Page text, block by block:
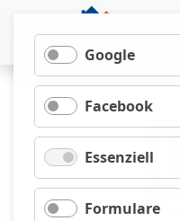
Google
Facebook
Essenziell
Formulare